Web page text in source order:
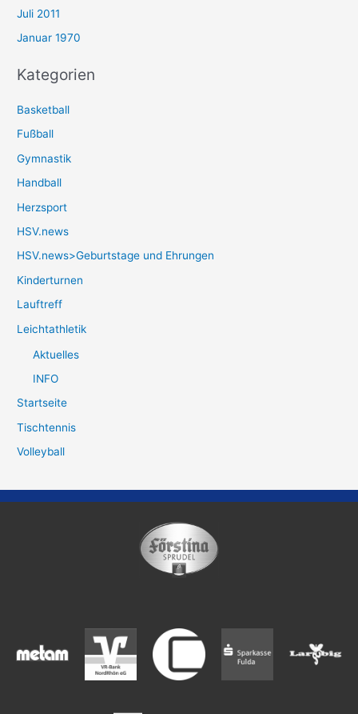
Juli 2011
Januar 1970
Kategorien
Basketball
Fußball
Gymnastik
Handball
Herzsport
HSV.news
HSV.news>Geburtstage und Ehrungen
Kinderturnen
Lauftreff
Leichtathletik
Aktuelles
INFO
Startseite
Tischtennis
Volleyball